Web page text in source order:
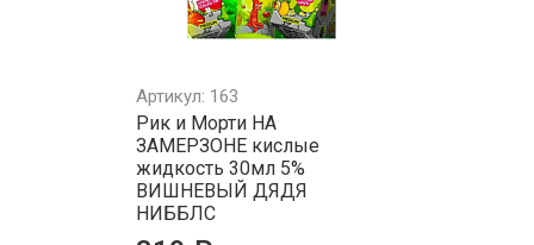
Артикул: 163
Рик и Морти НА
ЗАМЕРЗОНЕ кислые
жидкость 30мл 5%
ВИШНЕВЫЙ ДЯДЯ
НИББЛС